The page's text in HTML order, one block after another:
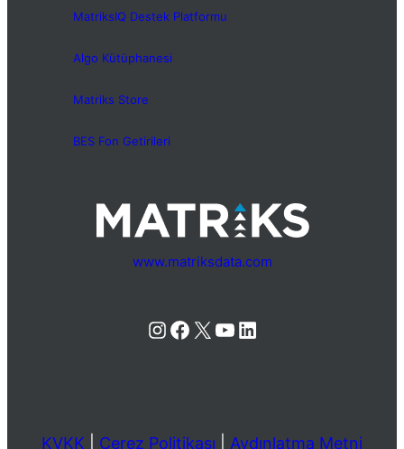
MatriksIQ Destek Platformu
Algo Kütüphanesi
Matriks Store
BES Fon Getirileri
www.matriksdata.com
Instagram
Facebook
XYouTube
LinkedIn
KVKK Çerez Politikası Aydınlatma Metni